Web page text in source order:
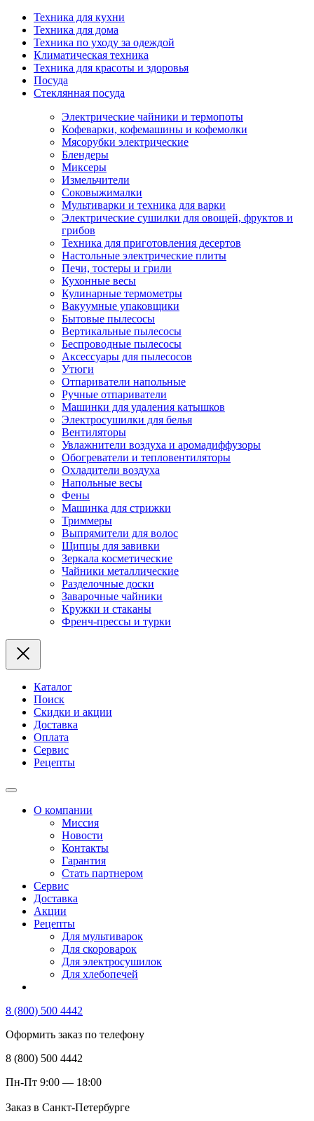
Техника для кухни
Техника для дома
Техника по уходу за одеждой
Климатическая техника
Техника для красоты и здоровья
Посуда
Стеклянная посуда
Электрические чайники и термопоты
Кофеварки, кофемашины и кофемолки
Мясорубки электрические
Блендеры
Миксеры
Измельчители
Соковыжималки
Мультиварки и техника для варки
Электрические сушилки для овощей, фруктов и
грибов
Техника для приготовления десертов
Настольные электрические плиты
Печи, тостеры и грили
Кухонные весы
Кулинарные термометры
Вакуумные упаковщики
Бытовые пылесосы
Вертикальные пылесосы
Беспроводные пылесосы
Аксессуары для пылесосов
Утюги
Отпариватели напольные
Ручные отпариватели
Машинки для удаления катышков
Электросушилки для белья
Вентиляторы
Увлажнители воздуха и аромадиффузоры
Обогреватели и тепловентиляторы
Охладители воздуха
Напольные весы
Фены
Машинка для стрижки
Триммеры
Выпрямители для волос
Щипцы для завивки
Зеркала косметические
Чайники металлические
Разделочные доски
Заварочные чайники
Кружки и стаканы
Френч-прессы и турки
Каталог
Поиск
Скидки и акции
Доставка
Оплата
Сервис
Рецепты
О компании
Миссия
Новости
Контакты
Гарантия
Стать партнером
Сервис
Доставка
Акции
Рецепты
Для мультиварок
Для скороварок
Для электросушилок
Для хлебопечей
8 (800) 500 4442
Оформить заказ по телефону
8 (800) 500 4442
Пн-Пт 9:00 — 18:00
Заказ в Санкт-Петербурге